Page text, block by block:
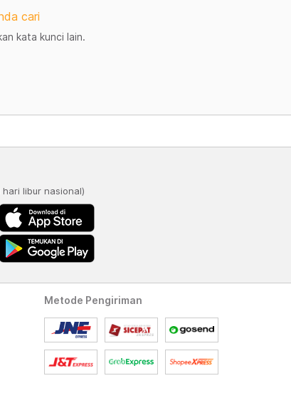
cari
kata kunci lain.
hari libur nasional)
Metode Pengiriman